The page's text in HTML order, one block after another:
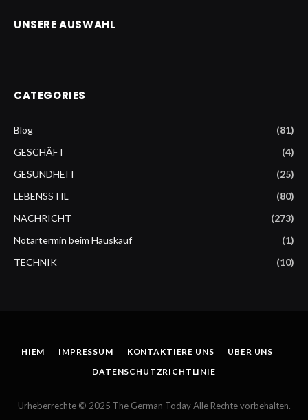
UNSERE AUSWAHL
CATEGORIES
Blog
(81)
GESCHÄFT
(4)
GESUNDHEIT
(25)
LEBENSSTIL
(80)
NACHRICHT
(273)
Notartermin beim Hauskauf
(1)
TECHNIK
(10)
HIEM IMPRESSUM KONTAKTIERE UNS
ÜBER UNS
DATENSCHUTZRICHTLINIE
Urheberrechte © 2025 The German Today Alle Rechte vorbehalten.